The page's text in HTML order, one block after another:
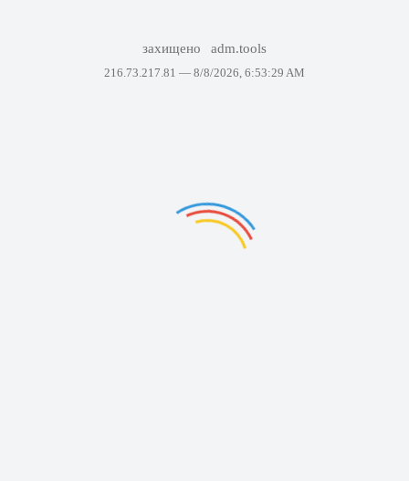
захищено adm.tools
216.73.217.81 — 8/8/2026, 6:53:29 AM